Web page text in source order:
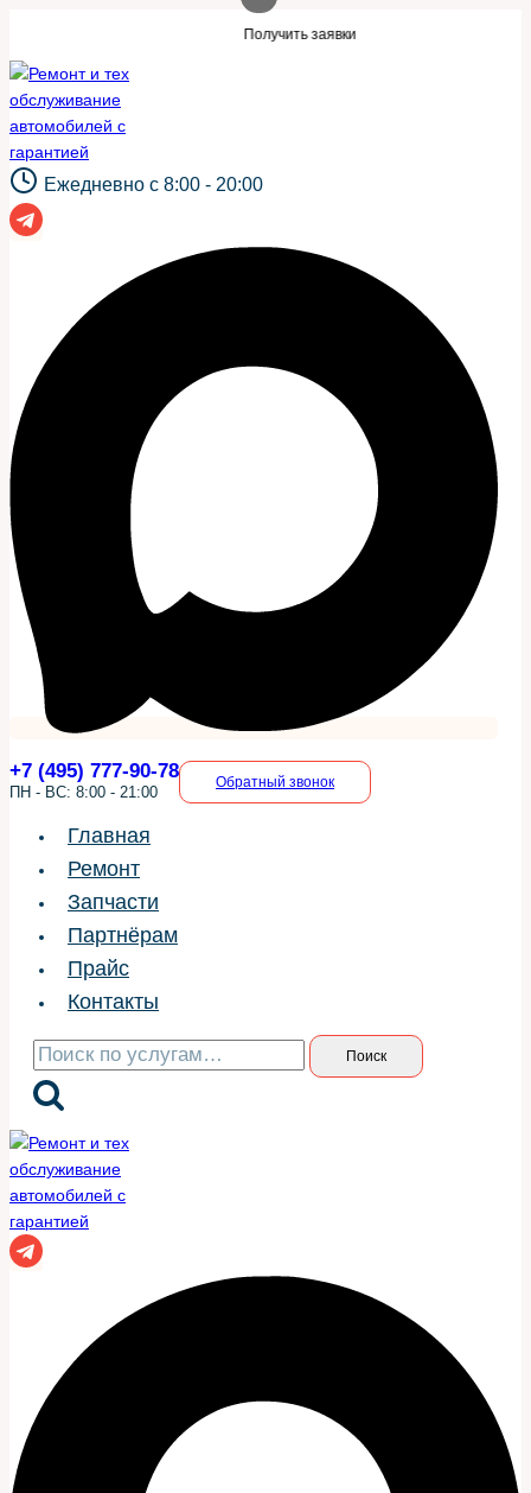
содержимому
Получить заявки
Ежедневно с 8:00 - 20:00
+7 (495) 777-90-78
ПН - ВС: 8:00 - 21:00
Обратный звонок
Главная
Ремонт
Запчасти
Партнёрам
Прайс
Контакты
Искать: Поиск